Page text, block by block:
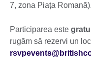
7, zona Piața Romană).
Participarea este
rugăm să rezervi un